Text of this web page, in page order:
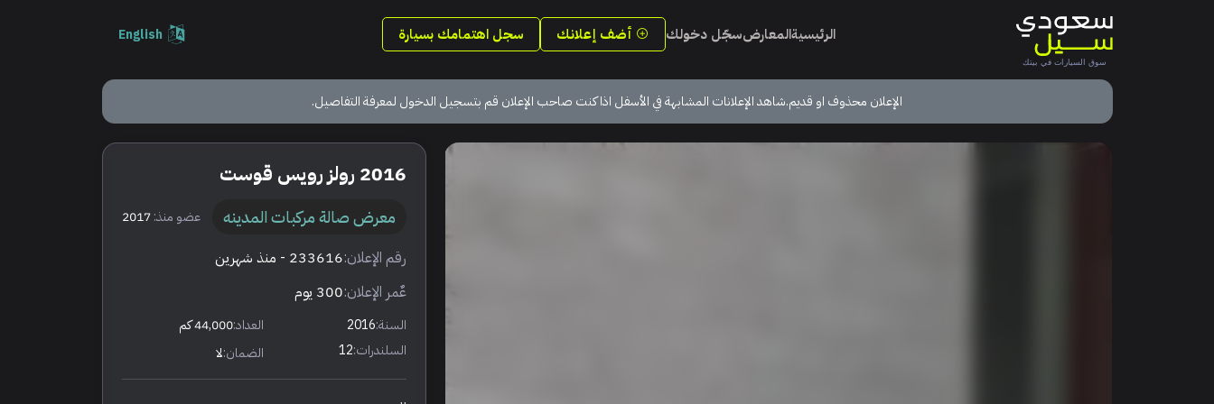
الرئيسيةالمعارضسجّل دخولك أضف إعلانك سجل اهتمامك بسيارة English
الإعلان محذوف او قديم.شاهد الإعلانات المشابهة في الأسفل اذا كنت صاحب الإعلان قم بتسجيل الدخول لمعرفة التفاصيل.
2016 رولز رويس قوست
معرض صالة مركبات المدينه عضو منذ:2017
رقم الإعلان:233616 - منذ شهرين
عٌمر الإعلان:300 يوم
السنة:2016 العداد:44,000 كم
السلندرات:12 الضمان:لا